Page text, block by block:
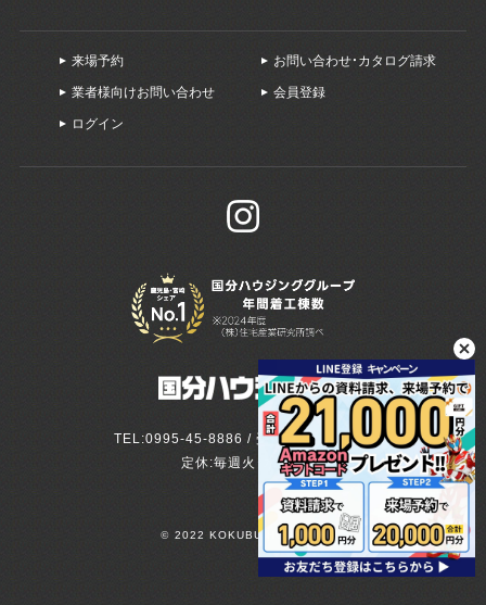
来場予約 お問い合わせ・カタログ請求
業者様向けお問い合わせ 会員登録
ログイン
TEL:0995-45-8886 / 受付:9:00～18:00
定休:毎週火・水曜日
© 2022 KOKUBU HOUSING